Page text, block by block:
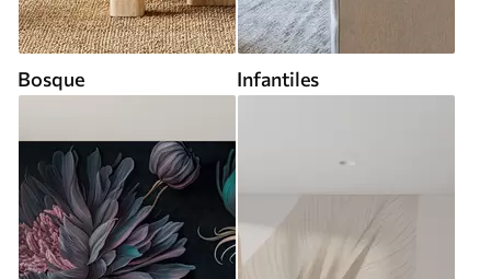
Bosque Infantiles